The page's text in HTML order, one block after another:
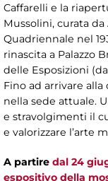
Caffarelli e la
Mussolini, curata
Quadriennale nel
rinascita a Palazzo
delle Esposizioni
Fino ad arrivare alla
nella sede attuale.
e stravolgimenti il
e valorizzare l’arte
A partire dal 24
espositivo della